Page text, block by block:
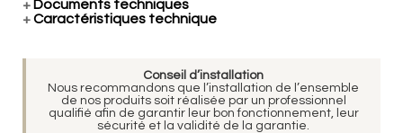
+ Documents techniques
+Caractéristiques technique
Conseil d’installation
Nous recommandons que l’installation de l’ensemble
de nos produits soit réalisée par un professionnel
qualifié afin de garantir leur bon fonctionnement, leur
sécurité et la validité de la garantie.